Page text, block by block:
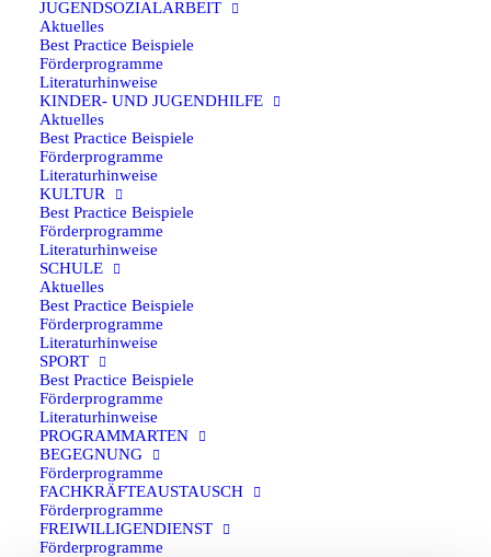
JUGENDSOZIALARBEIT
Aktuelles
Best Practice Beispiele
Förderprogramme
Literaturhinweise
KINDER- UND JUGENDHILFE
Aktuelles
Best Practice Beispiele
Förderprogramme
Literaturhinweise
KULTUR
Best Practice Beispiele
Förderprogramme
Literaturhinweise
SCHULE
Aktuelles
Best Practice Beispiele
Förderprogramme
Literaturhinweise
SPORT
Best Practice Beispiele
Förderprogramme
Literaturhinweise
PROGRAMMARTEN
BEGEGNUNG
Förderprogramme
FACHKRÄFTEAUSTAUSCH
Förderprogramme
FREIWILLIGENDIENST
Förderprogramme
Förderinstrumente der Internationalen Jugendarbeit“ durch.
Eingeladen sind auch dieses Mal alle Träger und
Einrichtungen der Jugendsozialarbeit sowie offenen Kinder-
und Jugendarbeit aus NRW, die sich über Förderinstrumente
der internationalen Jugendarbeit informieren
möchten.
Neben einem Einblick in europäische und
nationale Fördersysteme werden auch private
Finanzierungshilfen, Fundraisingkonzepte und
Stiftungsmittel behandelt.
Zur Anmeldung gelangen Sie
Social media Save the Date: